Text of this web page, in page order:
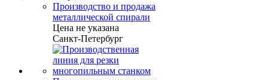
Производство и продажа
металлической спирали
Цена не указана
Санкт-Петербург